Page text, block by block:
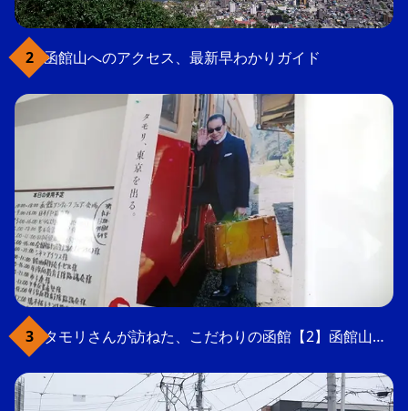
函館山へのアクセス、最新早わかりガイド
タモリさんが訪ねた、こだわりの函館【2】函館山の軍事要塞跡